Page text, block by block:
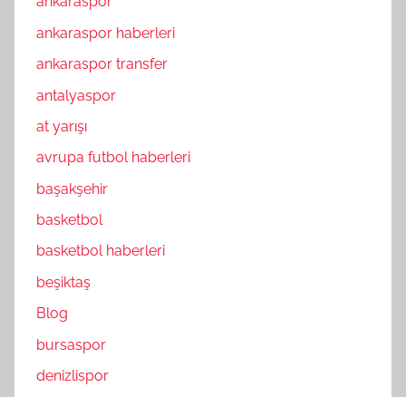
ankaraspor haberleri
ankaraspor transfer
antalyaspor
at yarışı
avrupa futbol haberleri
başakşehir
basketbol
basketbol haberleri
beşiktaş
Blog
bursaspor
denizlispor